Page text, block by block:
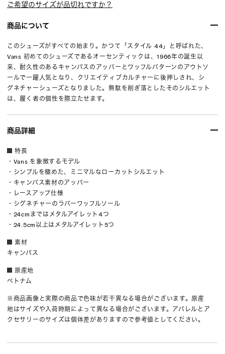
ご希望のサイズが品切れですか？
商品について
このシューズがすべての始まり。かつて「スタイル 44」と呼ばれた、
Vans 初めてのシューズであるオーセンティックは、1966年の誕生以
来、耐久性のあるキャンバスのアッパーとワッフルパターンのアウトソ
ールで一躍人気となり、クリエイティブカルチャーに後押しされ、シ
グネチャーシューズとなりました。無駄を削ぎ落としたそのシルエット
は、履く者の個性を際立たせます。
商品詳細
特長
・Vans を象徴するモデル
・シンプルを極めた、ミニマルなローカットシルエット
・キャンバス素材のアッパー
・レースアップ仕様
・シグネチャーのラバーワッフルソール
・24cmまではメタルアイレット4つ
・24.5cm以上はメタルアイレット5つ
素材
キャンバス
原産地
ベトナム
※商品画像と実際の商品で色味が若干異なる場合がございます。原産
地はサイズや入荷時期によって異なる場合がございます。アパレルとア
クセサリーのサイズは個体差がありますので参考値としてください。